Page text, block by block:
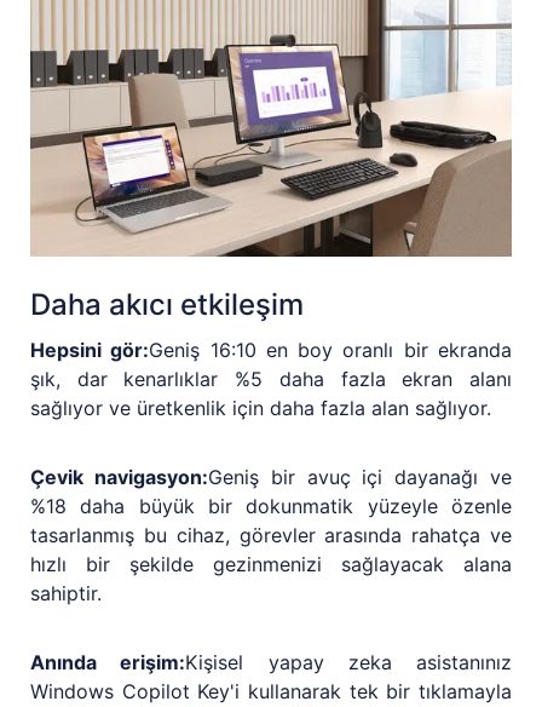
Daha akıcı etkileşim
Hepsini gör:Geniş 16:10 en boy oranlı bir ekranda
şık, dar kenarlıklar %5 daha fazla ekran alanı
sağlıyor ve üretkenlik için daha fazla alan sağlıyor.
Çevik navigasyon:Geniş bir avuç içi dayanağı ve
%18 daha büyük bir dokunmatik yüzeyle özenle
tasarlanmış bu cihaz, görevler arasında rahatça ve
hızlı bir şekilde gezinmenizi sağlayacak alana
sahiptir.
Anında erişim:Kişisel yapay zeka asistanınız
Windows Copilot Key'i kullanarak tek bir tıklamayla